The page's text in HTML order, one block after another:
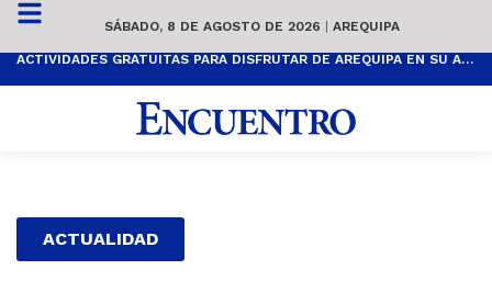
SÁBADO, 8 DE AGOSTO DE 2026 | AREQUIPA
ACTIVIDADES GRATUITAS PARA DISFRUTAR DE AREQUIPA EN SU ANIVERSARIO
ACTUALIDAD